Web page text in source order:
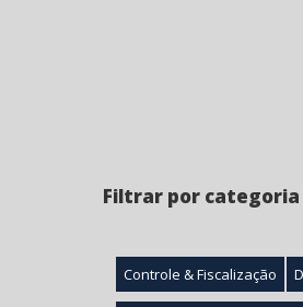
Filtrar por categoria
Controle & Fiscalização